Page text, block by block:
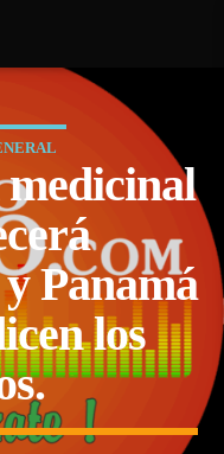
Panamá
los